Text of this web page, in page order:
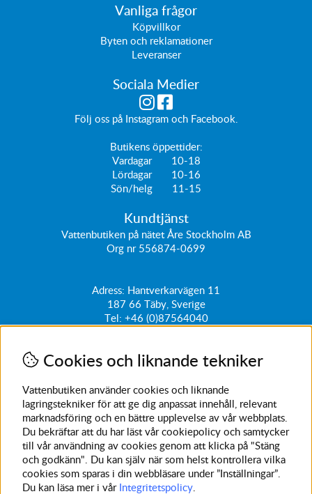
Vanliga frågor
Köpvillkor
Byten och reklamationer
Leveranser
Sociala Medier
Följ oss på Instagramoch Facebook
Butikens öppettider:
Vardagar 10-18
Lördagar 10-16
Sön/helg 11-15
Kundtjänst
Vattenbutiken på nätet Åre Stockholm AB
Org nr 556874-0699
Adress: Hantverkarvägen 11
187 66 Täby, Sverige
Tel: +46 (0)87564040
kundtjanst@vattenbutiken.se
Få vårt nyhetsbrev
Ange din e-post nedan för att ta del av nyheter och
erbjudanden
SKICKA
Avanmäl nyhetsbrev
Cookies och liknande tekniker
Vattenbutiken använder cookies och liknande
lagringstekniker för att ge dig anpassat innehåll, relevant
marknadsföring och en bättre upplevelse av vår webbplats.
Du bekräftar att du har läst vår cookiepolicy och samtycker
till vår användning av cookies genom att klicka på "Stäng
och godkänn". Du kan själv när som helst kontrollera vilka
cookies som sparas i din webbläsare under ”Inställningar”.
Du kan läsa mer i vår Integritetspolicy.